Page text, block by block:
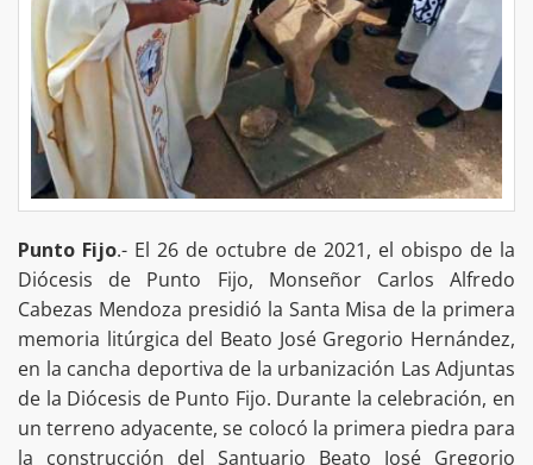
Punto Fijo.- El 26 de octubre de 2021, el obispo de la
Diócesis de Punto Fijo, Monseñor Carlos Alfredo
Cabezas Mendoza presidió la Santa Misa de la primera
memoria litúrgica del Beato José Gregorio Hernández,
en la cancha deportiva de la urbanización Las Adjuntas
de la Diócesis de Punto Fijo. Durante la celebración, en
un terreno adyacente, se colocó la primera piedra para
la construcción del Santuario Beato José Gregorio